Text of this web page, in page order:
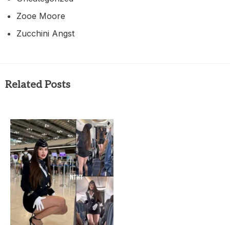
Zooe Moore
Zucchini Angst
Related Posts